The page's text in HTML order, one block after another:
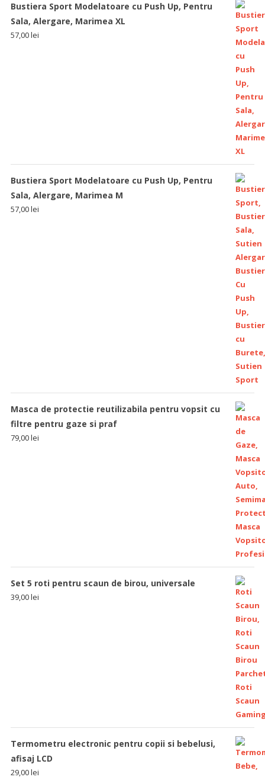
Bustiera Sport Modelatoare cu Push Up, Pentru
Sala, Alergare, Marimea XL
57,00lei
Bustiera Sport Modelatoare cu Push Up, Pentru
Sala, Alergare, Marimea M
57,00lei
Masca de protectie reutilizabila pentru vopsit cu
filtre pentru gaze si praf
79,00lei
Set 5 roti pentru scaun de birou, universale
39,00lei
Termometru electronic pentru copii si bebelusi,
afisaj LCD
29,00lei